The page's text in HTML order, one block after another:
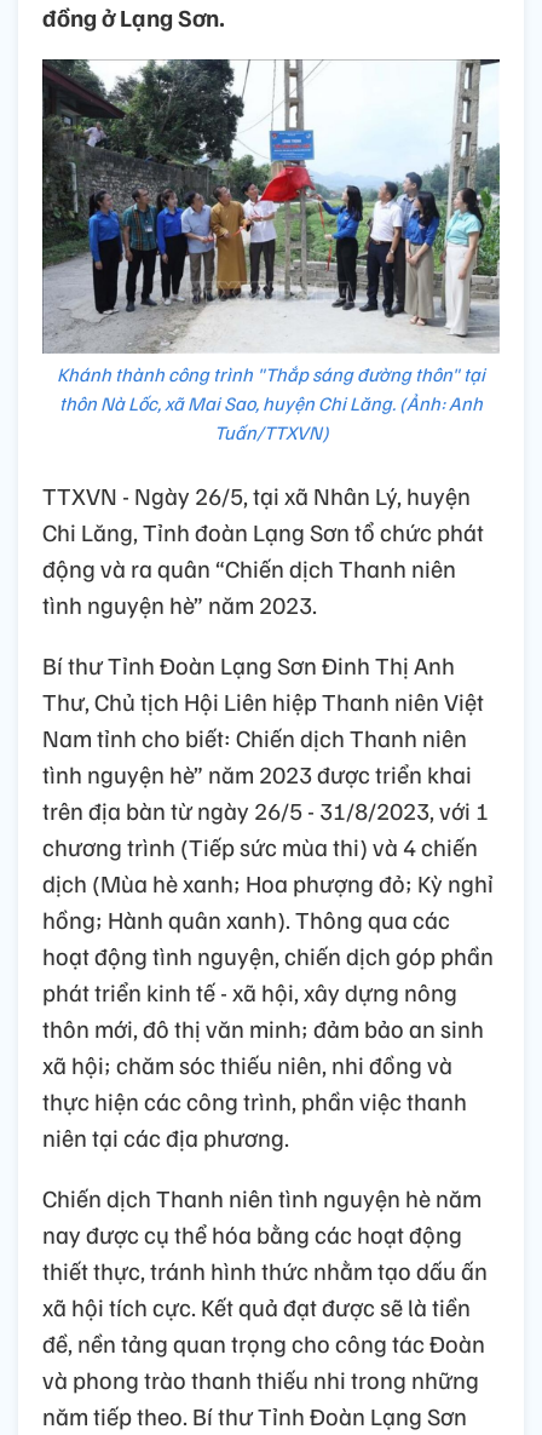
đồng ở Lạng Sơn.
Khánh thành công trình "Thắp sáng đường thôn" tại
thôn Nà Lốc, xã Mai Sao, huyện Chi Lăng. (Ảnh: Anh
Tuấn/TTXVN)
TTXVN - Ngày 26/5, tại xã Nhân Lý, huyện
Chi Lăng, Tỉnh đoàn Lạng Sơn tổ chức phát
động và ra quân “Chiến dịch Thanh niên
tình nguyện hè” năm 2023.
Bí thư Tỉnh Đoàn Lạng Sơn Đinh Thị Anh
Thư, Chủ tịch Hội Liên hiệp Thanh niên Việt
Nam tỉnh cho biết: Chiến dịch Thanh niên
tình nguyện hè” năm 2023 được triển khai
trên địa bàn từ ngày 26/5 - 31/8/2023, với 1
chương trình (Tiếp sức mùa thi) và 4 chiến
dịch (Mùa hè xanh; Hoa phượng đỏ; Kỳ nghỉ
hồng; Hành quân xanh). Thông qua các
hoạt động tình nguyện, chiến dịch góp phần
phát triển kinh tế - xã hội, xây dựng nông
thôn mới, đô thị văn minh; đảm bảo an sinh
xã hội; chăm sóc thiếu niên, nhi đồng và
thực hiện các công trình, phần việc thanh
niên tại các địa phương.
Chiến dịch Thanh niên tình nguyện hè năm
nay được cụ thể hóa bằng các hoạt động
thiết thực, tránh hình thức nhằm tạo dấu ấn
xã hội tích cực. Kết quả đạt được sẽ là tiền
đề, nền tảng quan trọng cho công tác Đoàn
và phong trào thanh thiếu nhi trong những
năm tiếp theo. Bí thư Tỉnh Đoàn Lạng Sơn